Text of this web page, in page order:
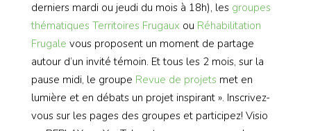
derniers mardi ou jeudi du mois à 18h), les groupes
thématiques Territoires Frugaux ou Réhabilitation
Frugale vous proposent un moment de partage
autour d’un invité témoin. Et tous les 2 mois, sur la
pause midi, le groupe Revue de projets met en
lumière et en débats un projet inspirant ». Inscrivez-
vous sur les pages des groupes et participez! Visio